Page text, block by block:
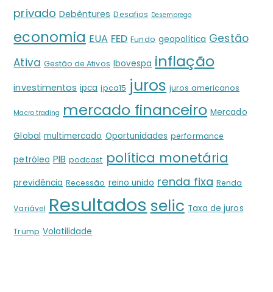
privado Debêntures Desafios Desemprego
economia EUA FED Fundo geopolítica Gestão
Ativa Gestão de Ativos Ibovespa inflação
investimentos ipca ipca15 juros juros americanos
Macro trading mercado financeiro Mercado
Global multimercado Oportunidades performance
petróleo PIB podcast política monetária
previdência Recessão reino unido renda fixa Renda
Variável Resultados selic Taxa de juros
Trump Volatilidade